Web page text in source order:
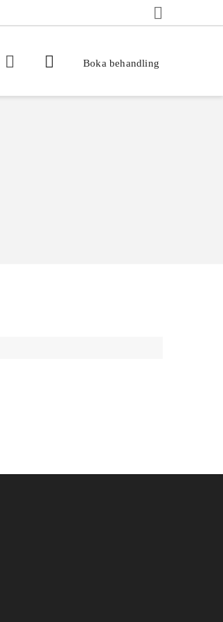
Boka behandling